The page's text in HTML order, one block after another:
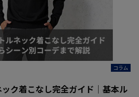
コラム
ク着こなし完全ガイド｜基本ル